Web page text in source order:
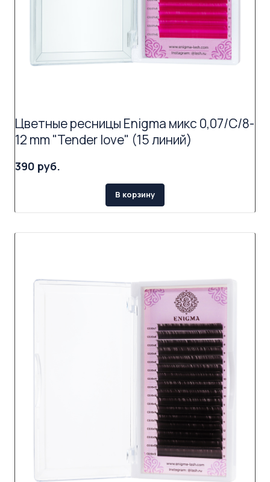
Цветные ресницы Enigma микс 0,07/C/8-
12 mm "Tender love" (15 линий)
390 руб.
В корзину